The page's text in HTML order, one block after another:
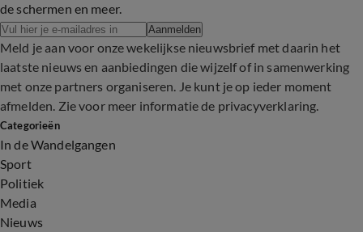
de schermen en meer.
Aanmelden
Meld je aan voor onze wekelijkse nieuwsbrief met daarin het
laatste nieuws en aanbiedingen die wijzelf of in samenwerking
met onze partners organiseren. Je kunt je op ieder moment
afmelden. Zie voor meer informatie de privacyverklaring.
Categorieën
In de Wandelgangen
Sport
Politiek
Media
Nieuws